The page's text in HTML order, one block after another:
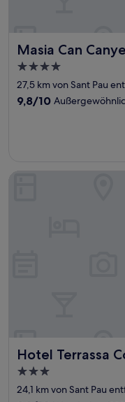
Masia Can
Masia Can Canyes &
4.0-
Sterne-
Unterkunft
27,5 km von Sant Pau
9.8
9,8/10
Hotel Terrassa
Hotel Terrassa
3.0-
Sterne-
24,1 km von Sant Pau